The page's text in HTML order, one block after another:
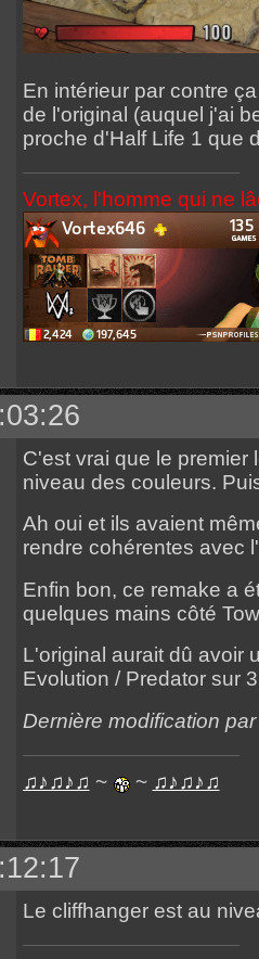
En intérieur par contre
de l'original (auquel j'ai
proche d'Half Life 1 que
Vortex, l'homme qui ne
C'est vrai que le premier
niveau des couleurs.
Ah oui et ils avaient
rendre cohérentes avec
Enfin bon, ce remake a
quelques mains côté
L'original aurait dû avoir
Evolution / Predator sur
Dernière modification
♫♪♫♪♫ ~ ~ ♫♪♫♪♫
Le cliffhanger est au